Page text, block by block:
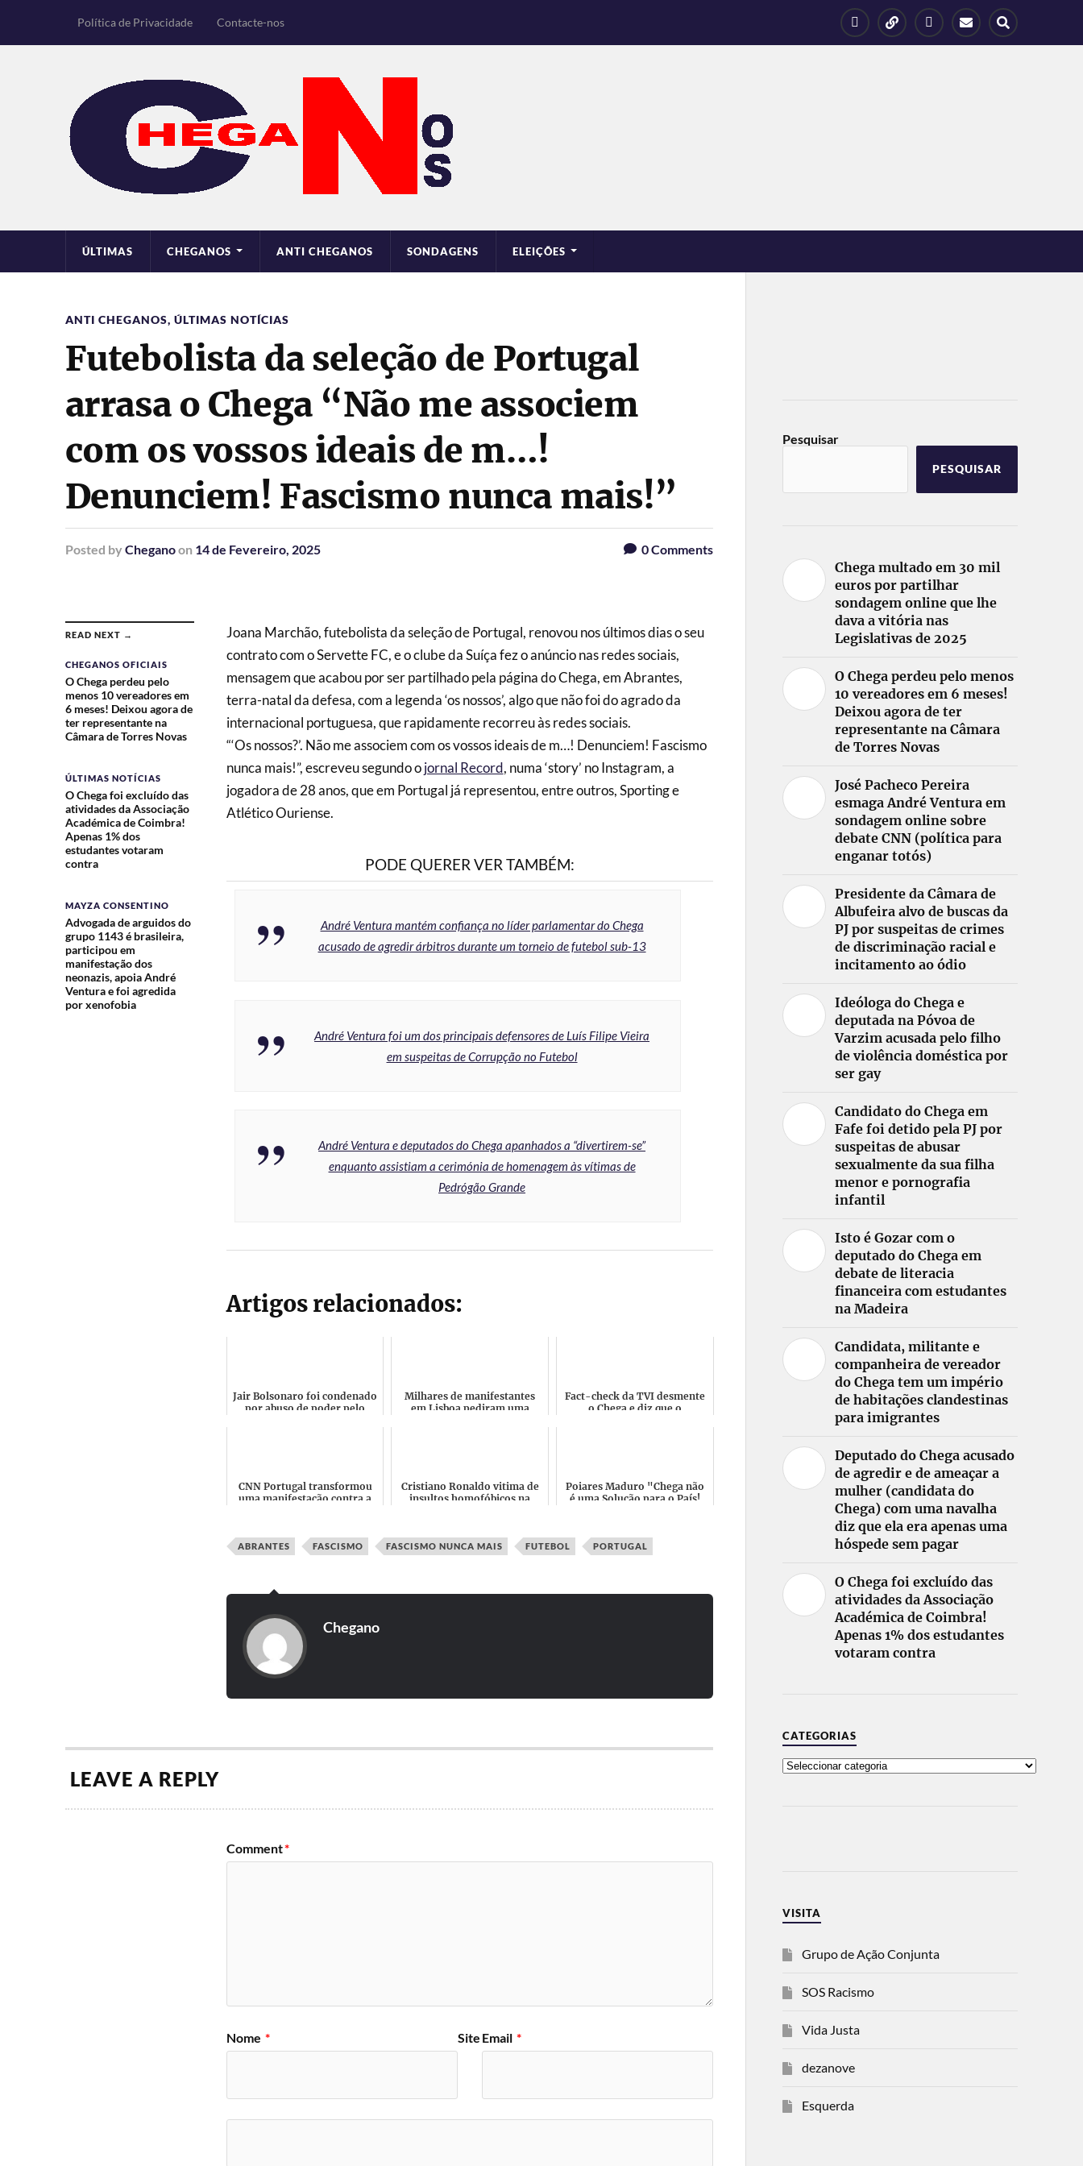
Política de Privacidade Contacte-nos
ÚLTIMAS CHEGANOS ANTI CHEGANOS SONDAGENS ELEIÇÕES
ANTI CHEGANOS, ÚLTIMAS NOTÍCIAS
Futebolista da seleção de Portugal
arrasa o Chega “Não me associem
com os vossos ideais de m…!
Denunciem! Fascismo nunca mais!”
Posted by Cheganoon 14 de Fevereiro, 2025 0Comments
READ NEXT →
CHEGANOS OFICIAIS
O Chega perdeu pelo
menos 10 vereadores em
6 meses! Deixou agora de
ter representante na
Câmara de Torres Novas
ÚLTIMAS NOTÍCIAS
O Chega foi excluído das
atividades da Associação
Académica de Coimbra!
Apenas 1% dos
estudantes votaram
contra
MAYZA CONSENTINO
Advogada de arguidos do
grupo 1143 é brasileira,
participou em
manifestação dos
neonazis, apoia André
Ventura e foi agredida
por xenofobia
Joana Marchão, futebolista da seleção de Portugal, renovou nos últimos dias o seu
contrato com o Servette FC, e o clube da Suíça fez o anúncio nas redes sociais,
mensagem que acabou por ser partilhado pela página do Chega, em Abrantes,
terra-natal da defesa, com a legenda ‘os nossos’, algo que não foi do agrado da
internacional portuguesa, que rapidamente recorreu às redes sociais.
“‘Os nossos?’. Não me associem com os vossos ideais de m…! Denunciem! Fascismo
nunca mais!”, escreveu segundo ojornal Record, numa ‘story’ no Instagram, a
jogadora de 28 anos, que em Portugal já representou, entre outros, Sporting e
Atlético Ouriense.
PODE QUERER VER TAMBÉM:
André Ventura mantém confiança no líder parlamentar do Chega
acusado de agredir árbitros durante um torneio de futebol sub-13
André Ventura foi um dos principais defensores de Luís Filipe Vieira
em suspeitas de Corrupção no Futebol
André Ventura e deputados do Chega apanhados a “divertirem-se”
enquanto assistiam a cerimónia de homenagem às vítimas de
Pedrógão Grande
Artigos relacionados:
Jair Bolsonaro foi condenado
por abuso de poder pelo
Milhares de manifestantes
em Lisboa pediram uma
Fact-check da TVI desmente
o Chega e diz que o
CNN Portugal transformou
uma manifestação contra a
Cristiano Ronaldo vitima de
insultos homofóbicos na
Poiares Maduro "Chega não
é uma Solução para o País!
ABRANTES FASCISMO FASCISMO NUNCA MAIS FUTEBOL PORTUGAL
Chegano
LEAVE A REPLY
Comment*
Nome * Email *
Site
Pesquisar
PESQUISAR
Chega multado em 30 mil
euros por partilhar
sondagem online que lhe
dava a vitória nas
Legislativas de 2025
O Chega perdeu pelo menos
10 vereadores em 6 meses!
Deixou agora de ter
representante na Câmara
de Torres Novas
José Pacheco Pereira
esmaga André Ventura em
sondagem online sobre
debate CNN (política para
enganar totós)
Presidente da Câmara de
Albufeira alvo de buscas da
PJ por suspeitas de crimes
de discriminação racial e
incitamento ao ódio
Ideóloga do Chega e
deputada na Póvoa de
Varzim acusada pelo filho
de violência doméstica por
ser gay
Candidato do Chega em
Fafe foi detido pela PJ por
suspeitas de abusar
sexualmente da sua filha
menor e pornografia
infantil
Isto é Gozar com o
deputado do Chega em
debate de literacia
financeira com estudantes
na Madeira
Candidata, militante e
companheira de vereador
do Chega tem um império
de habitações clandestinas
para imigrantes
Deputado do Chega acusado
de agredir e de ameaçar a
mulher (candidata do
Chega) com uma navalha
diz que ela era apenas uma
hóspede sem pagar
O Chega foi excluído das
atividades da Associação
Académica de Coimbra!
Apenas 1% dos estudantes
votaram contra
CATEGORIAS
VISITA
Grupo de Ação Conjunta
SOS Racismo
Vida Justa
dezanove
Esquerda